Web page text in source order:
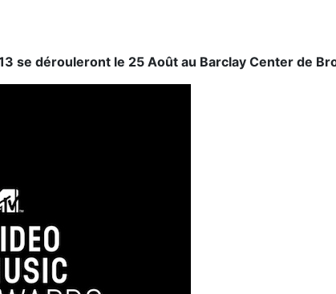
se dérouleront le 25 Août au Barclay Center de